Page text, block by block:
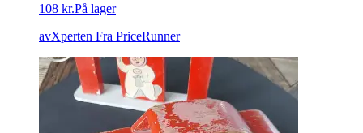
108 kr.På lager
avXperten Fra PriceRunner